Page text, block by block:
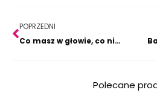
Prev
POPRZEDNI
Co masz w głowie, co nie pozwala Ci schudnąć?
Polecane